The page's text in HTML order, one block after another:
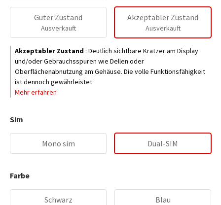
Guter Zustand
Ausverkauft
Akzeptabler Zustand
Ausverkauft
Akzeptabler Zustand : Deutlich sichtbare Kratzer am Display
und/oder Gebrauchsspuren wie Dellen oder
Oberflächenabnutzung am Gehäuse. Die volle Funktionsfähigkeit
ist dennoch gewährleistet
Mehr erfahren
Sim
Mono sim Dual-SIM
Farbe
Schwarz Blau